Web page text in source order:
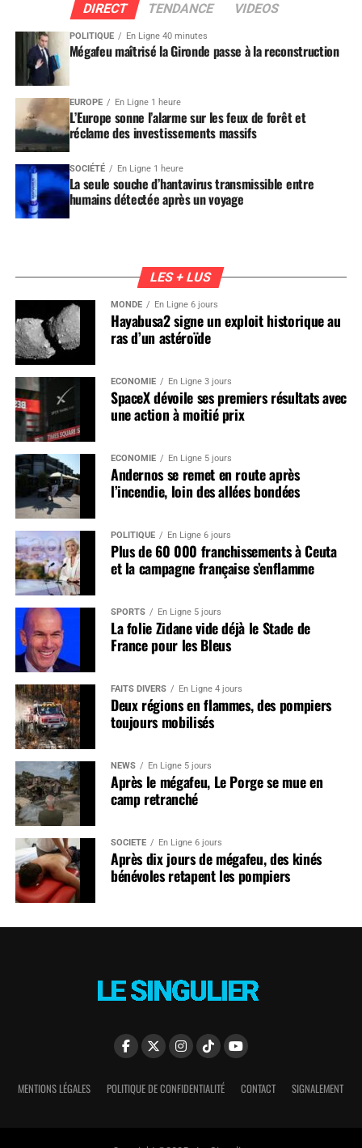
DIRECT TENDANCE VIDEOS
POLITIQUE En Ligne 40 minutes
Mégafeu maîtrisé la Gironde passe à la reconstruction
EUROPE En Ligne 1 heure
L’Europe sonne l’alarme sur les feux de forêt et
réclame des investissements massifs
SOCIÉTÉ En Ligne 1 heure
La seule souche d’hantavirus transmissible entre
humains détectée après un voyage
LES + LUS
MONDE En Ligne 6 jours
Hayabusa2 signe un exploit historique au
ras d’un astéroïde
ÉCONOMIE En Ligne 3 jours
SpaceX dévoile ses premiers résultats avec
une action à moitié prix
ÉCONOMIE En Ligne 5 jours
Andernos se remet en route après
l’incendie, loin des allées bondées
POLITIQUE En Ligne 6 jours
Plus de 60 000 franchissements à Ceuta
et la campagne française s’enflamme
SPORTS En Ligne 5 jours
La folie Zidane vide déjà le Stade de
France pour les Bleus
FAITS DIVERS En Ligne 4 jours
Deux régions en flammes, des pompiers
toujours mobilisés
NEWS En Ligne 5 jours
Après le mégafeu, Le Porge se mue en
camp retranché
SOCIÉTÉ En Ligne 6 jours
Après dix jours de mégafeu, des kinés
bénévoles retapent les pompiers
MENTIONS LÉGALES POLITIQUE DE CONFIDENTIALITÉ CONTACT SIGNALEMENT